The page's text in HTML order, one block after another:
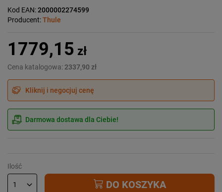
Kod EAN:2000002274599
Producent:Thule
1779,15 zł
Cena katalogowa: 2337,90 zł
Kliknij i negocjuj cenę
Darmowa dostawa dla Ciebie!
Ilość
DO KOSZYKA